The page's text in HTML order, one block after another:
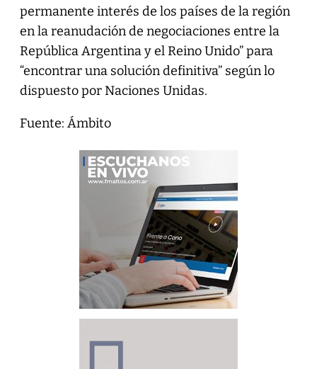
permanente interés de los países de la región
en la reanudación de negociaciones entre la
República Argentina y el Reino Unido” para
“encontrar una solución definitiva” según lo
dispuesto por Naciones Unidas.
Fuente: Ámbito